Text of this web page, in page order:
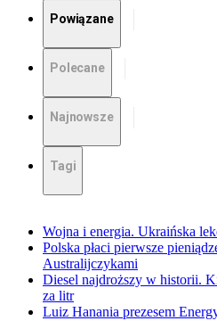
Powiązane
Polecane
Najnowsze
Tagi
Wojna i energia. Ukraińska
Polska płaci pierwsze
Australijczykami
Diesel najdroższy w historii.
za litr
Luiz Hanania prezesem